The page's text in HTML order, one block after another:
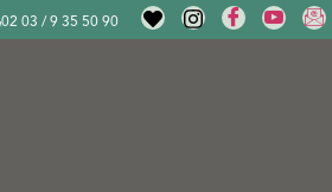
02 03 / 9 35 50 90